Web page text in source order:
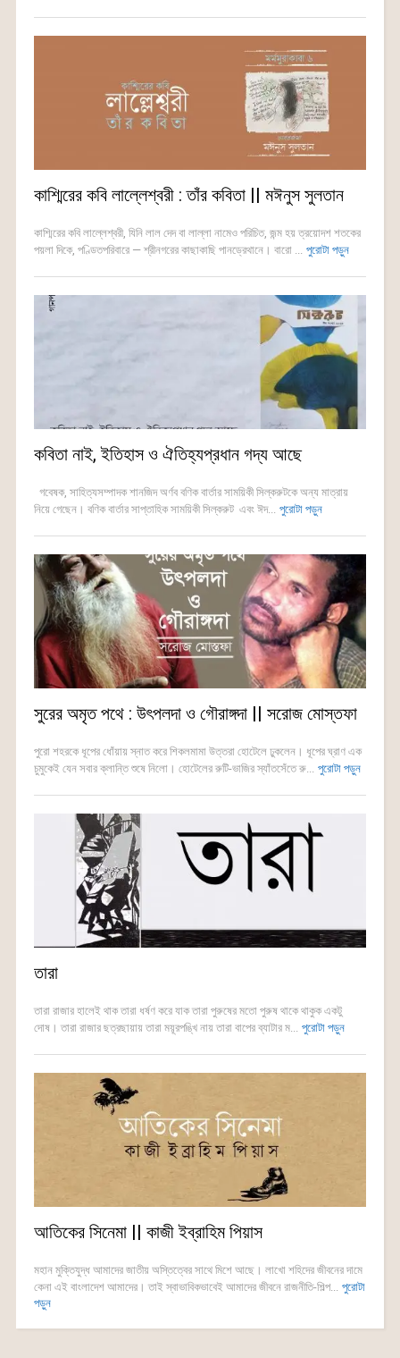
কাশ্মিরের কবি লাল্লেশ্বরী : তাঁর কবিতা || মঈনুস সুলতান
কাশ্মিরের কবি লাল্লেশ্বরী, যিনি লাল দেদ বা লাল্লা নামেও পরিচিত, জন্ম হয় ত্রয়োদশ শতকের
পয়লা দিকে, পণ্ডিতপরিবারে — শ্রীনগরের কাছাকাছি পানড্রেথানে। বারো ... পুরোটা পড়ুন
কবিতা নাই, ইতিহাস ও ঐতিহ্যপ্রধান গদ্য আছে
গবেষক, সাহিত্যসম্পাদক শানজিদ অর্ণব বণিক বার্তার সাময়িকী সিল্করুটকে অন্য মাত্রায়
নিয়ে গেছেন। বণিক বার্তার সাপ্তাহিক সাময়িকী সিল্করুট এবং ঈদ... পুরোটা পড়ুন
সুরের অমৃত পথে : উৎপলদা ও গৌরাঙ্গদা || সরোজ মোস্তফা
পুরো শহরকে ধূপের ধোঁয়ায় স্নাত করে শিকলমামা উত্তরা হোটেলে ঢুকলেন। ধূপের ঘ্রাণ এক
চুমুকেই যেন সবার ক্লান্তি শুষে নিলো। হোটেলের রুটি-ভাজির স্যাঁতসেঁতে রু... পুরোটা পড়ুন
তারা
তারা রাজার হালেই থাক তারা ধর্ষণ করে যাক তারা পুরুষের মতো পুরুষ থাকে থাকুক একটু
দোষ। তারা রাজার ছত্রছায়ায় তারা ময়ূরপঙ্খি নায় তারা বাপের ব্যাটার ম... পুরোটা পড়ুন
আতিকের সিনেমা || কাজী ইব্রাহিম পিয়াস
মহান মুক্তিযুদ্ধ আমাদের জাতীয় অস্তিত্বের সাথে মিশে আছে। লাখো শহিদের জীবনের দামে
কেনা এই বাংলাদেশ আমাদের। তাই স্বাভাবিকভাবেই আমাদের জীবনে রাজনীতি-শিল্প... পুরোটা
পড়ুন